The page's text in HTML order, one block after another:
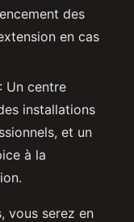
des
en cas
Un centre
installations
et un
à la
vous serez en